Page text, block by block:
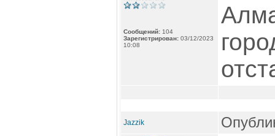
Сообщений: 104
Зарегистрирован: 03/12/2023
10:08
Jazzik